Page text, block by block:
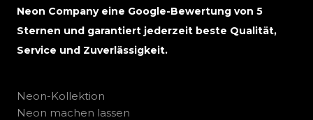
Neon Company eine Google-Bewertung von 5
Sternen und garantiert jederzeit beste Qualität,
Service und Zuverlässigkeit.
Neon-Kollektion
Neon machen lassen